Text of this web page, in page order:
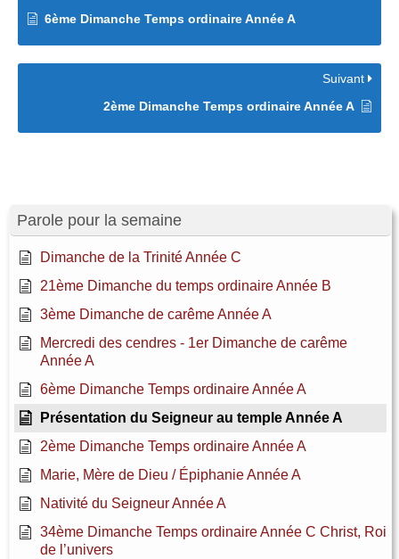
6ème Dimanche Temps ordinaire Année A
Suivant
2ème Dimanche Temps ordinaire Année A
Parole pour la semaine
Dimanche de la Trinité Année C
21ème Dimanche du temps ordinaire Année B
3ème Dimanche de carême Année A
Mercredi des cendres - 1er Dimanche de carême
Année A
6ème Dimanche Temps ordinaire Année A
Présentation du Seigneur au temple Année A
2ème Dimanche Temps ordinaire Année A
Marie, Mère de Dieu / Épiphanie Année A
Nativité du Seigneur Année A
34ème Dimanche Temps ordinaire Année C Christ, Roi
de l’univers